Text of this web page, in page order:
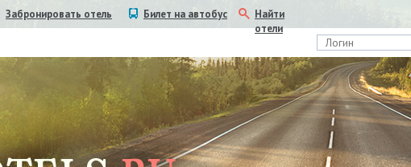
Забронировать отель Билет на автобус
Найти
отели